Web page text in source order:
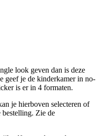
look geven dan is deze
geef je de kinderkamer in no-
is er in 4 formaten.
je hierboven selecteren of
Zie de